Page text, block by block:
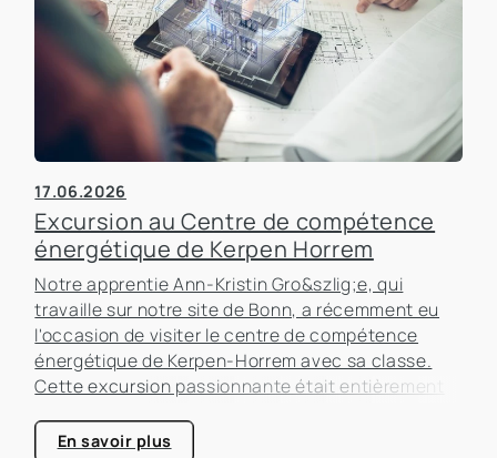
17.06.2026
Excursion au Centre de compétence
énergétique de Kerpen Horrem
Notre apprentie Ann-Kristin Gro&szlig;e, qui
travaille sur notre site de Bonn, a récemment eu
l'occasion de visiter le centre de compétence
énergétique de Kerpen-Horrem avec sa classe.
Cette excursion passionnante était entièrement
bâtiments, un sujet qui prend de plus en plus
En savoir plus